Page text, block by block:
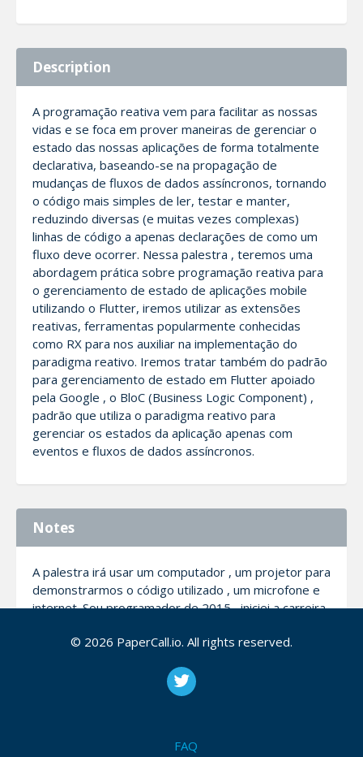
Description
A programação reativa vem para facilitar as nossas
vidas e se foca em prover maneiras de gerenciar o
estado das nossas aplicações de forma totalmente
declarativa, baseando-se na propagação de
mudanças de fluxos de dados assíncronos, tornando
o código mais simples de ler, testar e manter,
reduzindo diversas (e muitas vezes complexas)
linhas de código a apenas declarações de como um
fluxo deve ocorrer. Nessa palestra , teremos uma
abordagem prática sobre programação reativa para
o gerenciamento de estado de aplicações mobile
utilizando o Flutter, iremos utilizar as extensões
reativas, ferramentas popularmente conhecidas
como RX para nos auxiliar na implementação do
paradigma reativo. Iremos tratar também do padrão
para gerenciamento de estado em Flutter apoiado
pela Google , o BloC (Business Logic Component) ,
padrão que utiliza o paradigma reativo para
gerenciar os estados da aplicação apenas com
eventos e fluxos de dados assíncronos.
Notes
A palestra irá usar um computador , um projetor para
demonstrarmos o código utilizado , um microfone e
internet. Sou programador de 2015 , iniciei a carreira
NodeJS e finalmente me apaixonei pelo Dart,
quando ainda era versão alpha, me apaixonei pelo
desenvolvimento mobile utilizando o mesmo, como
utilizando programação reativa tanto para o mobile
© 2026 PaperCall.io. All rights reserved.
FAQ